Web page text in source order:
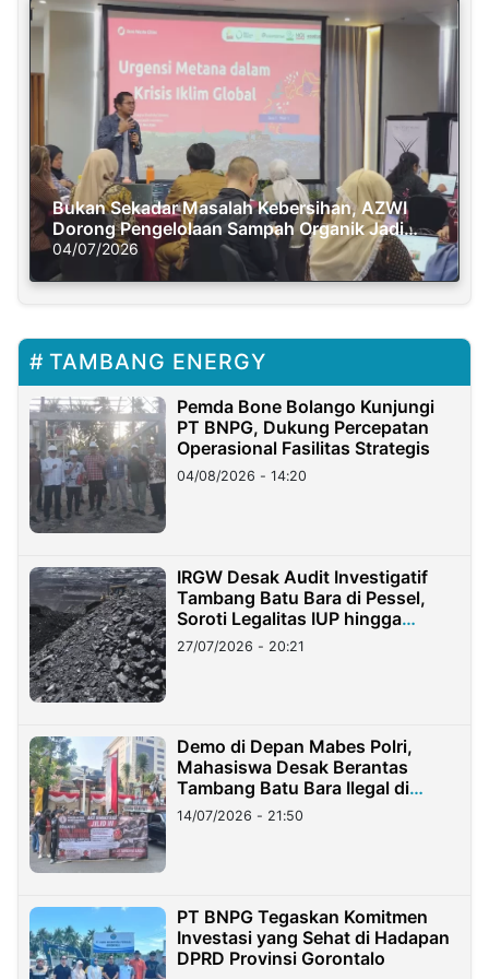
Bukan Sekadar Masalah Kebersihan, AZWI
Dorong Pengelolaan Sampah Organik Jadi
Solusi Krisis Iklim
04/07/2026
TAMBANG ENERGY
Pemda Bone Bolango Kunjungi
PT BNPG, Dukung Percepatan
Operasional Fasilitas Strategis
04/08/2026 - 14:20
IRGW Desak Audit Investigatif
Tambang Batu Bara di Pessel,
Soroti Legalitas IUP hingga
Stockpile
27/07/2026 - 20:21
Demo di Depan Mabes Polri,
Mahasiswa Desak Berantas
Tambang Batu Bara Ilegal di
Lampung
14/07/2026 - 21:50
PT BNPG Tegaskan Komitmen
Investasi yang Sehat di Hadapan
DPRD Provinsi Gorontalo